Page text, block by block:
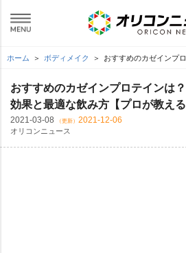
ホーム ボディメイク おすすめのカゼインプ
おすすめのカゼインプロテインは
効果と最適な飲み方【プロが教える
2021-03-08 （更新） 2021-12-06
オリコンニュース